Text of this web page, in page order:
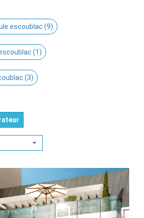
escoublac (9)
(1)
(3)